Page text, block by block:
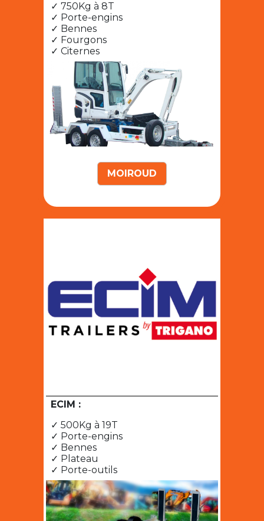
✓ 750Kg à 8T
✓ Porte-engins
✓ Bennes
✓ Fourgons
✓ Citernes
MOIROUD
ECIM :
✓ 500Kg à 19T
✓ Porte-engins
✓ Bennes
✓ Plateau
✓ Porte-outils